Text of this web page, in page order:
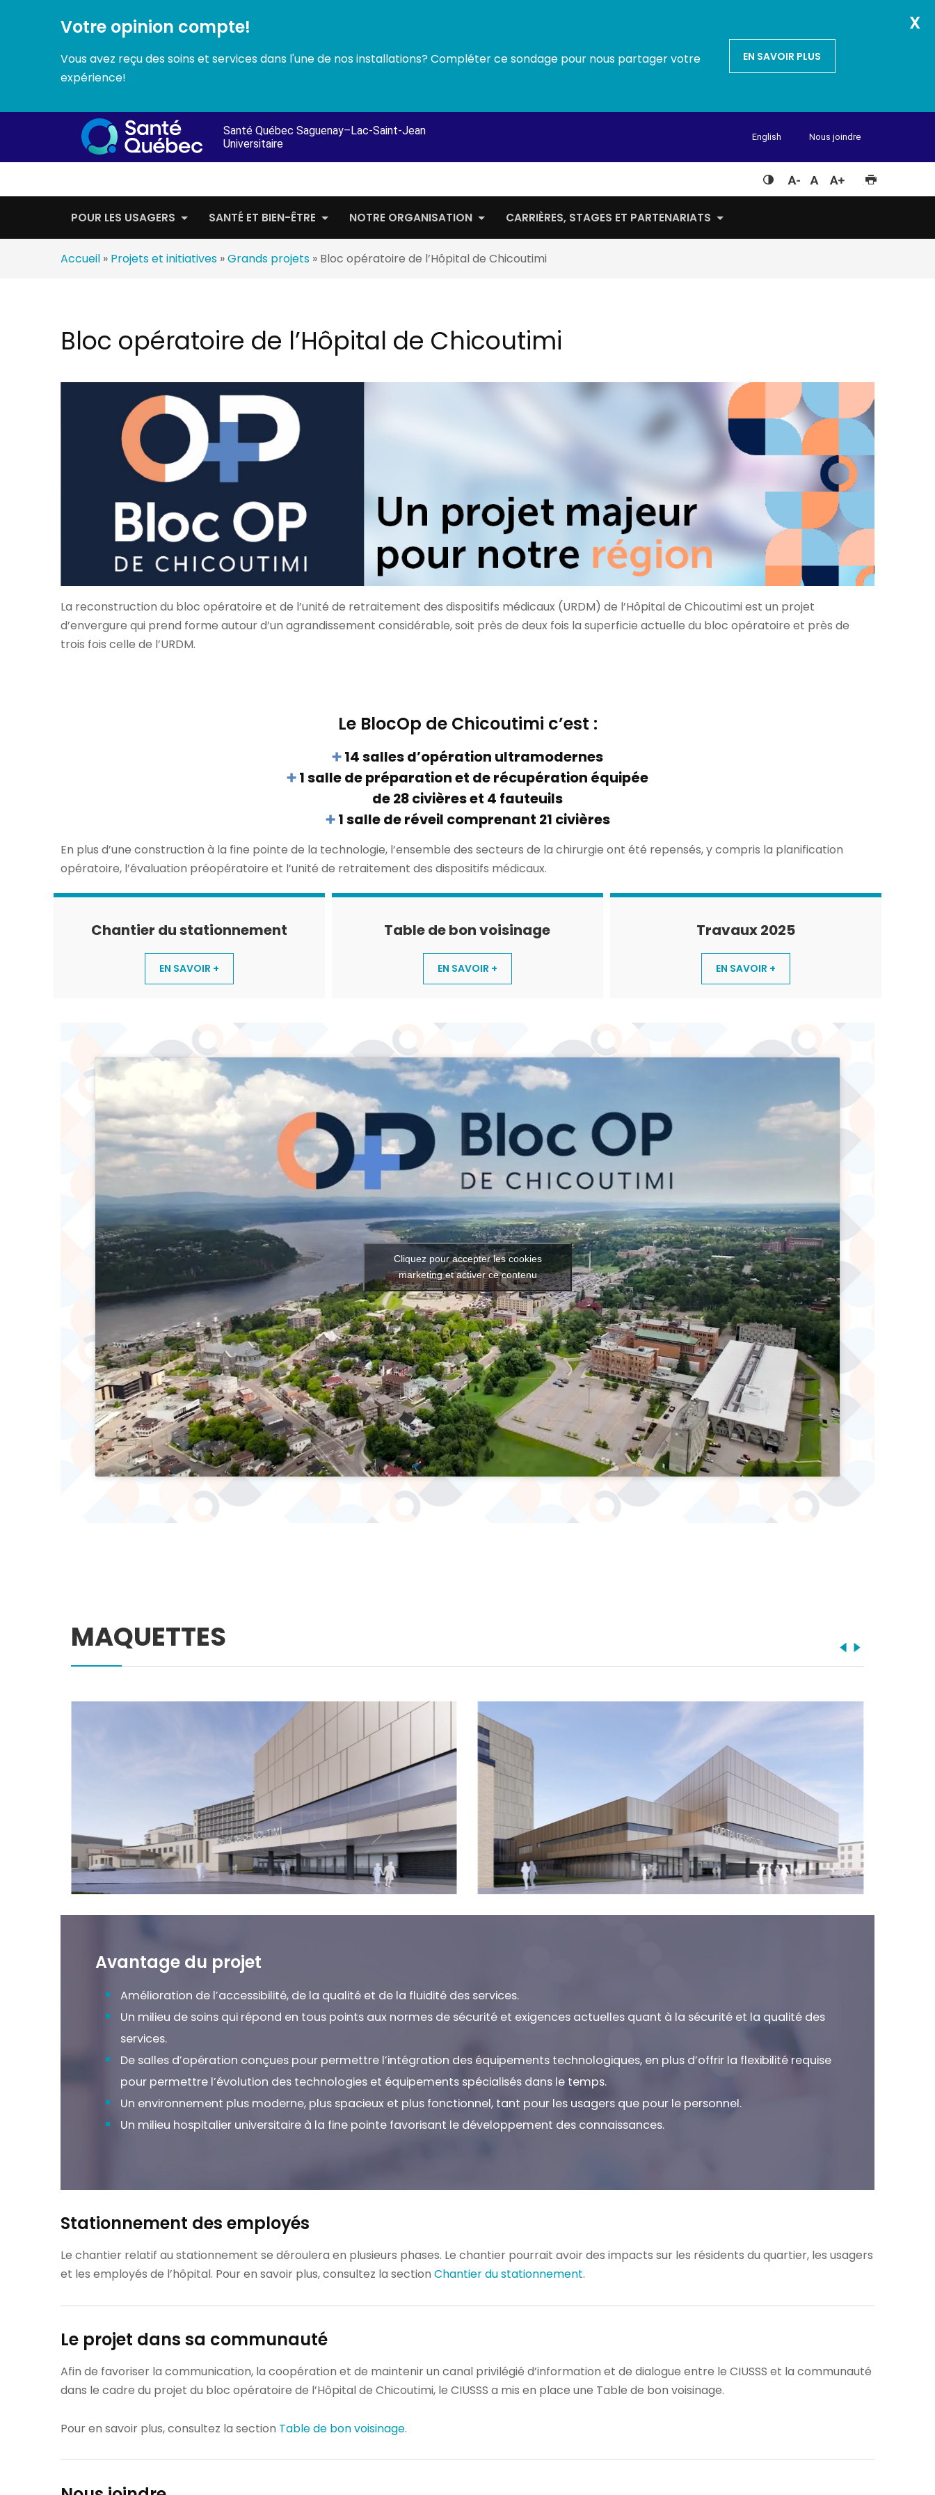
X
Votre opinion compte!
Vous avez reçu des soins et services dans l'une de nos installations? Compléter ce sondage pour nous partager votre
expérience!
EN SAVOIR PLUS
Passer
contenu
Santé Québec Saguenay–Lac-Saint-Jean
Universitaire
English Nous joindre
POUR LES USAGERS SANTÉ ET BIEN-ÊTRE NOTRE ORGANISATION CARRIÈRES, STAGES ET PARTENARIATS
Accueil » Projets et initiatives »Grands projets » Bloc opératoire de l’Hôpital de Chicoutimi
Bloc opératoire de l’Hôpital de Chicoutimi
La reconstruction du bloc opératoire et de l’unité de retraitement des dispositifs médicaux (URDM) de l’Hôpital de Chicoutimi est un projet
d’envergure qui prend forme autour d’un agrandissement considérable, soit près de deux fois la superficie actuelle du bloc opératoire et près de
trois fois celle de l’URDM.
Le BlocOp de Chicoutimi c’est :
14 salles d’opération ultramodernes
1 salle de préparation et de récupération équipée
de 28 civières et 4 fauteuils
1 salle de réveil comprenant 21 civières
En plus d’une construction à la fine pointe de la technologie, l’ensemble des secteurs de la chirurgie ont été repensés, y compris la planification
opératoire, l’évaluation préopératoire et l’unité de retraitement des dispositifs médicaux.
Chantier du stationnement
EN SAVOIR +
Table de bon voisinage
EN SAVOIR +
Travaux 2025
EN SAVOIR +
Cliquez pour accepter les cookies
marketing et activer ce contenu
MAQUETTES
Avantage du projet
Amélioration de l’accessibilité, de la qualité et de la fluidité des services.
Un milieu de soins qui répond en tous points aux normes de sécurité et exigences actuelles quant à la sécurité et la qualité des
services.
De salles d’opération conçues pour permettre l’intégration des équipements technologiques, en plus d’offrir la flexibilité requise
pour permettre l’évolution des technologies et équipements spécialisés dans le temps.
Un environnement plus moderne, plus spacieux et plus fonctionnel, tant pour les usagers que pour le personnel.
Un milieu hospitalier universitaire à la fine pointe favorisant le développement des connaissances.
Stationnement des employés
Le chantier relatif au stationnement se déroulera en plusieurs phases. Le chantier pourrait avoir des impacts sur les résidents du quartier, les usagers
et les employés de l’hôpital. Pour en savoir plus, consultez la sectionChantier du stationnement.
Le projet dans sa communauté
Afin de favoriser la communication, la coopération et de maintenir un canal privilégié d’information et de dialogue entre le CIUSSS et la communauté
dans le cadre du projet du bloc opératoire de l’Hôpital de Chicoutimi, le CIUSSS a mis en place une Table de bon voisinage.
Pour en savoir plus, consultez la section Table de bon voisinage.